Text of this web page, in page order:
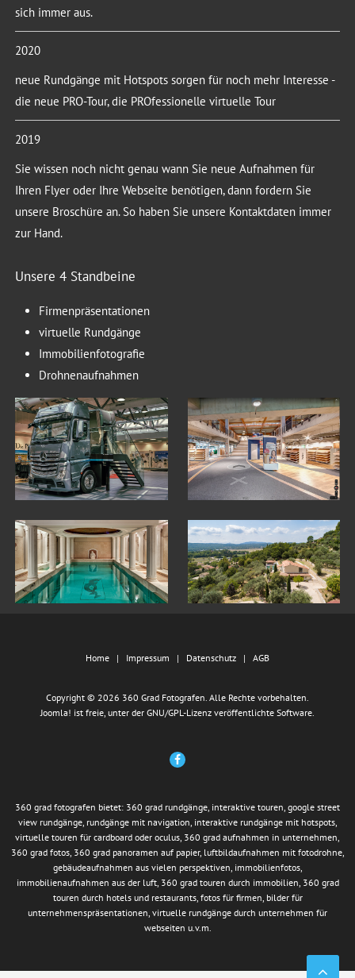
sich immer aus.
2020
neue Rundgänge mit Hotspots sorgen für noch mehr Interesse -
die neue PRO-Tour, die PROfessionelle virtuelle Tour
2019
Sie wissen noch nicht genau wann Sie neue Aufnahmen für
Ihren Flyer oder Ihre Webseite benötigen, dann fordern Sie
unsere Broschüre an. So haben Sie unsere Kontaktdaten immer
zur Hand.
Unsere 4 Standbeine
Firmenpräsentationen
virtuelle Rundgänge
Immobilienfotografie
Drohnenaufnahmen
Home Impressum Datenschutz AGB
Copyright © 2026 360 Grad Fotografen. Alle Rechte vorbehalten.
Joomla! ist freie, unter der GNU/GPL-Lizenz veröffentlichte Software.
360 grad fotografen bietet: 360 grad rundgänge, interaktive touren, google street
view rundgänge, rundgänge mit navigation, interaktive rundgänge mit hotspots,
virtuelle touren für cardboard oder oculus, 360 grad aufnahmen in unternehmen,
360 grad fotos, 360 grad panoramen auf papier, luftbildaufnahmen mit fotodrohne,
gebäudeaufnahmen aus vielen perspektiven, immobilienfotos,
immobilienaufnahmen aus der luft, 360 grad touren durch immobilien, 360 grad
touren durch hotels und restaurants, fotos für firmen, bilder für
unternehmenspräsentationen, virtuelle rundgänge durch unternehmen für
webseiten u.v.m.